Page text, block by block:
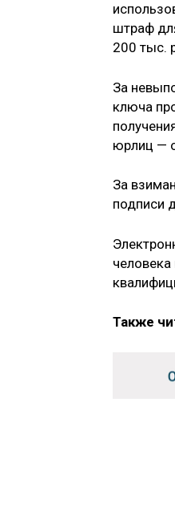
штраф
200 тыс.
За
ключа
юрлиц —
За
подписи
Также